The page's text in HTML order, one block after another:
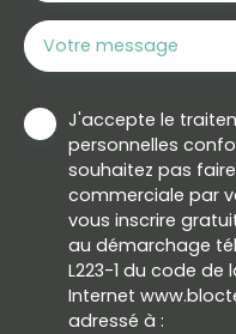
Votre message
J'accepte le
personnelles
souhaitez pas
commerciale par
vous inscrire
au démarchage
L223-1 du code
Internet
adressé à :